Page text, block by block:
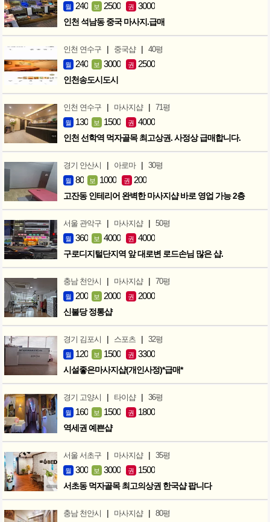
월 240 보 2500 권 3000
인천 석남동 중국 마사지.급매
인천 연수구 | 중국샵 | 40평
월 240 보 3000 권 2500
인천송도시도시
인천 연수구 | 마사지샵 | 71평
월 130 보 1500 권 4000
인천 선학역 먹자골목 최고상권. 사정상 급매합니다.
경기 안산시 | 아로마 | 30평
월 80 보 1000 권 200
고잔동 인테리어 완벽한 마사지샵 바로 영업 가능 2층
서울 관악구 | 마사지샵 | 50평
월 360 보 4000 권 4000
구로디지털단지역 앞 대로변 로드손님 많은 샵.
충남 천안시 | 마사지샵 | 70평
월 200 보 2000 권 2000
신불당 정통샵
경기 김포시 | 스포츠 | 32평
월 120 보 1500 권 3300
시설좋은마사지샵(개인사정)*급매*
경기 고양시 | 타이샵 | 36평
월 160 보 1500 권 1800
역세권 예쁜샵
서울 서초구 | 마사지샵 | 35평
월 300 보 3000 권 1500
서초동 먹자골목 최고의상권 한국샵 팝니다
충남 천안시 | 마사지샵 | 80평